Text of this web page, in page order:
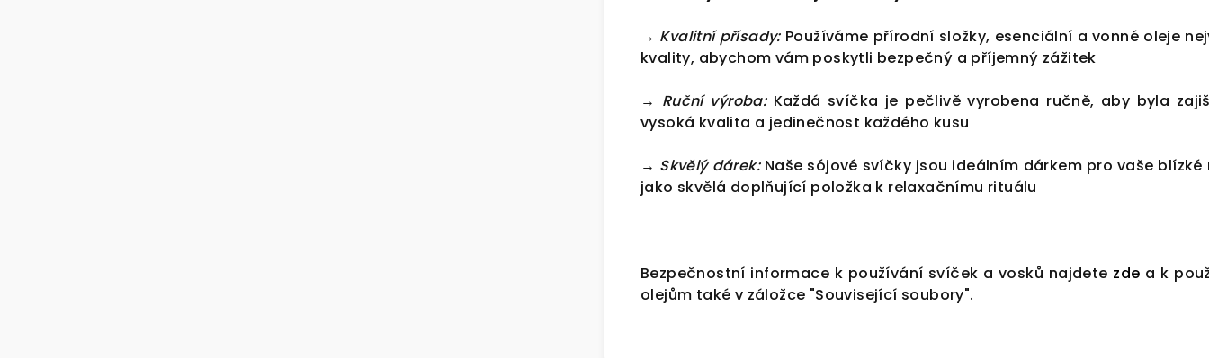
→ Kvalitní přísady:Používáme přírodní složky, esenciální a vonné oleje
kvality, abychom vám poskytli bezpečný a příjemný zážitek
→ Ruční výroba:Každá svíčka je pečlivě vyrobena ručně, aby byla
vysoká kvalita a jedinečnost každého kusu
→ Skvělý dárek:Naše sójové svíčky jsou ideálním dárkem pro vaše blízké
jako skvělá doplňující položka k relaxačnímu rituálu
Bezpečnostní informace k používání svíček a vosků najdete zde a k
olejům také v záložce "Související soubory".